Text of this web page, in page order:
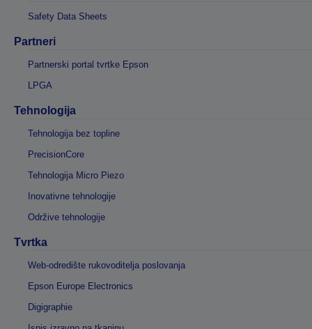
Safety Data Sheets
Partneri
Partnerski portal tvrtke Epson
LPGA
Tehnologija
Tehnologija bez topline
PrecisionCore
Tehnologija Micro Piezo
Inovativne tehnologije
Održive tehnologije
Tvrtka
Web-odredište rukovoditelja poslovanja
Epson Europe Electronics
Digigraphie